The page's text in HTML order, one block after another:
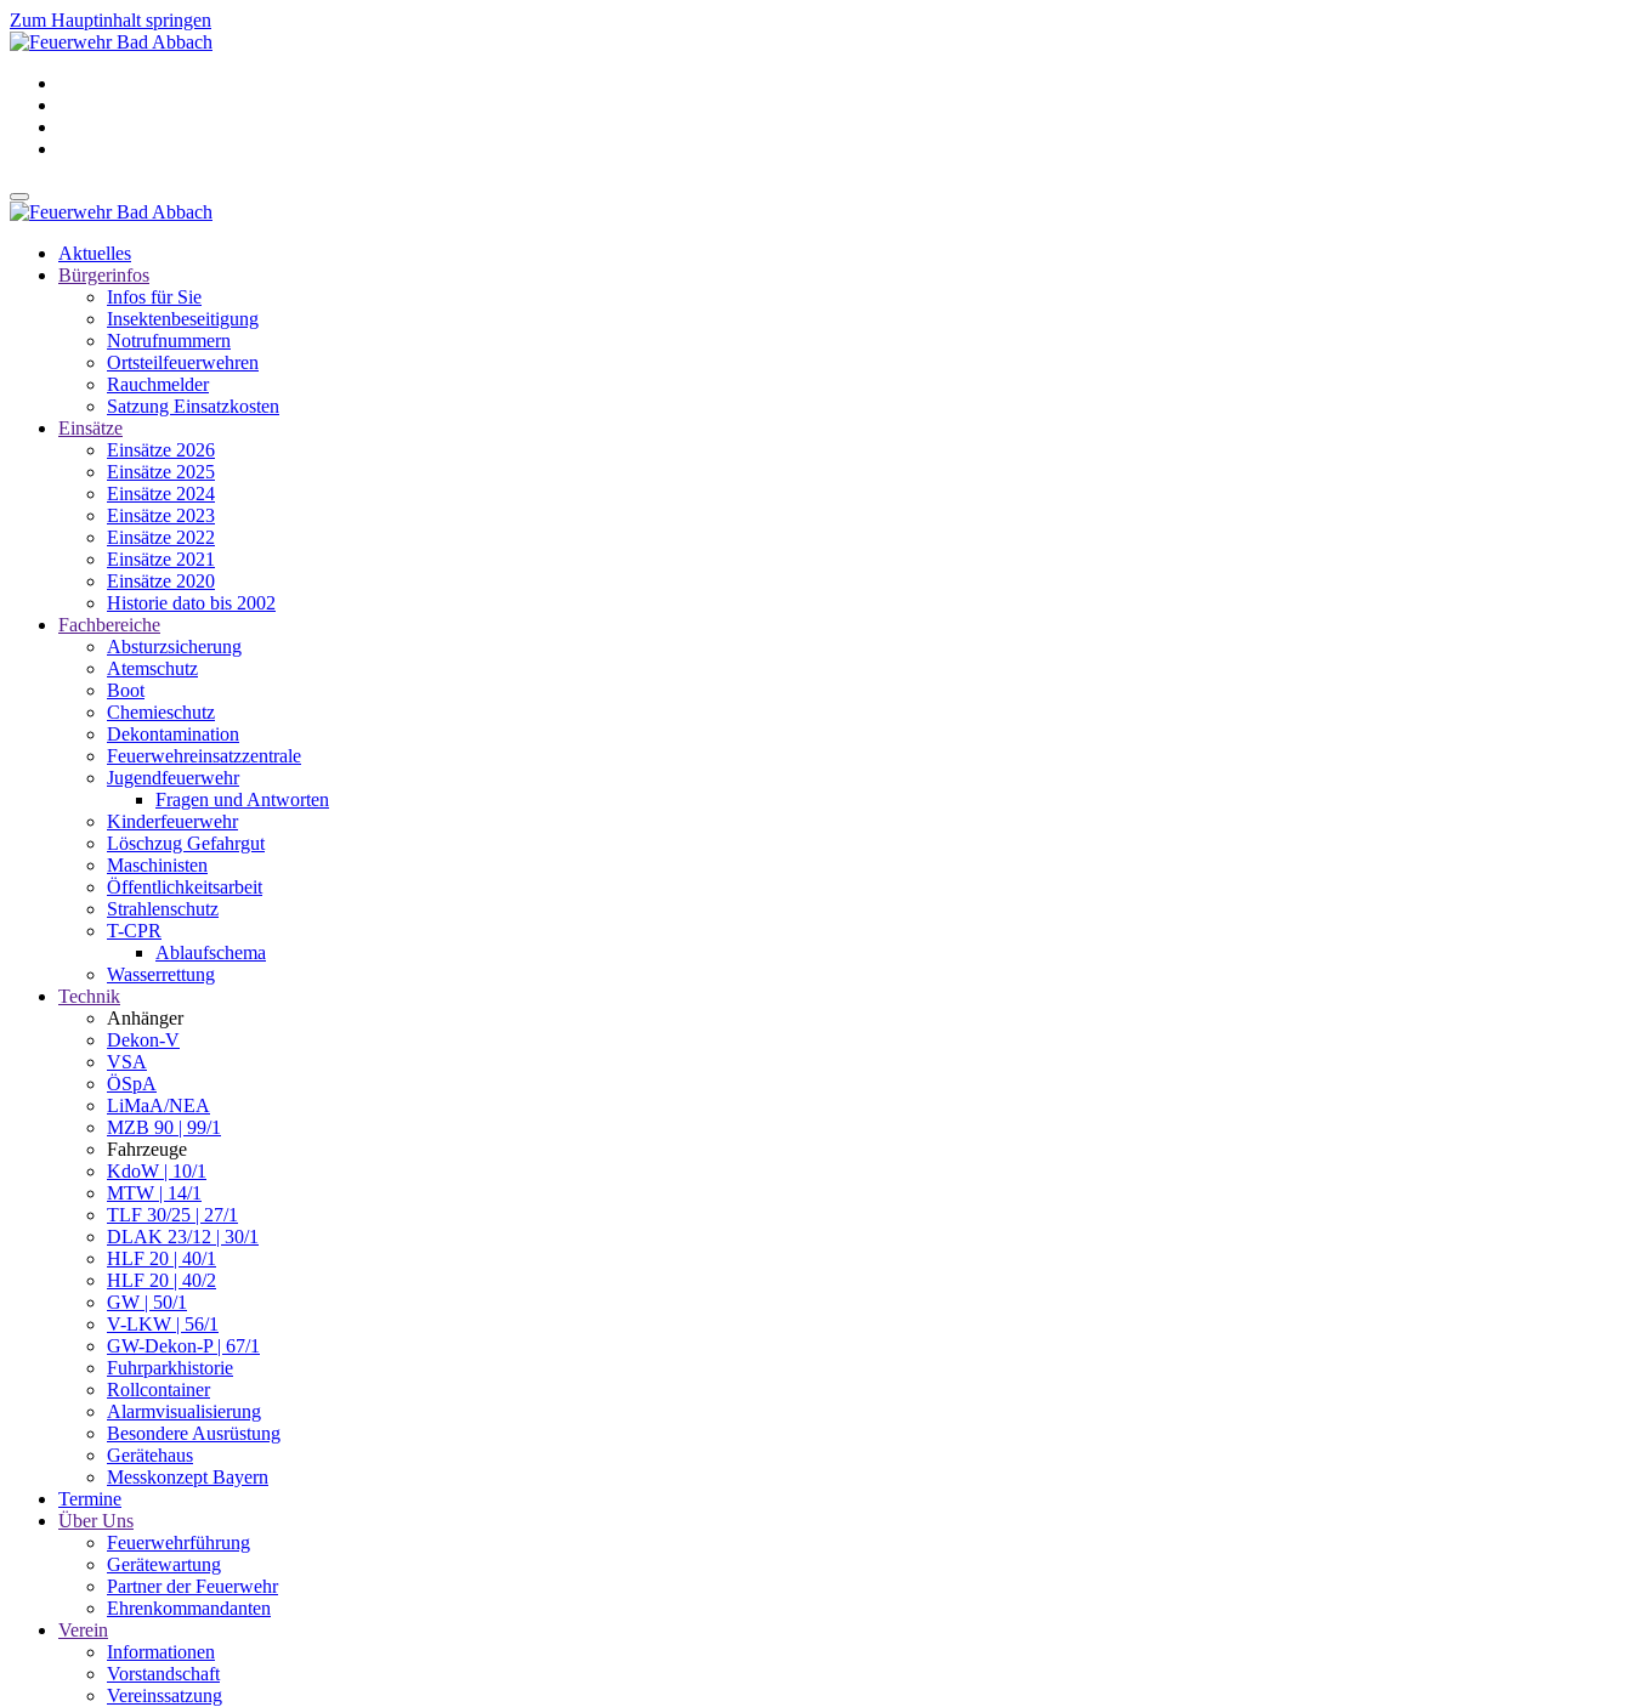
Zum Hauptinhalt springen
Aktuelles
Bürgerinfos
Infos für Sie
Insektenbeseitigung
Notrufnummern
Ortsteilfeuerwehren
Rauchmelder
Satzung Einsatzkosten
Einsätze
Einsätze 2026
Einsätze 2025
Einsätze 2024
Einsätze 2023
Einsätze 2022
Einsätze 2021
Einsätze 2020
Historie dato bis 2002
Fachbereiche
Absturzsicherung
Atemschutz
Boot
Chemieschutz
Dekontamination
Feuerwehreinsatzzentrale
Jugendfeuerwehr
Fragen und Antworten
Kinderfeuerwehr
Löschzug Gefahrgut
Maschinisten
Öffentlichkeitsarbeit
Strahlenschutz
T-CPR
Ablaufschema
Wasserrettung
Technik
Anhänger
Dekon-V
VSA
ÖSpA
LiMaA/NEA
MZB 90 | 99/1
Fahrzeuge
KdoW | 10/1
MTW | 14/1
TLF 30/25 | 27/1
DLAK 23/12 | 30/1
HLF 20 | 40/1
HLF 20 | 40/2
GW | 50/1
V-LKW | 56/1
GW-Dekon-P | 67/1
Fuhrparkhistorie
Rollcontainer
Alarmvisualisierung
Besondere Ausrüstung
Gerätehaus
Messkonzept Bayern
Termine
Über Uns
Feuerwehrführung
Gerätewartung
Partner der Feuerwehr
Ehrenkommandanten
Verein
Informationen
Vorstandschaft
Vereinssatzung